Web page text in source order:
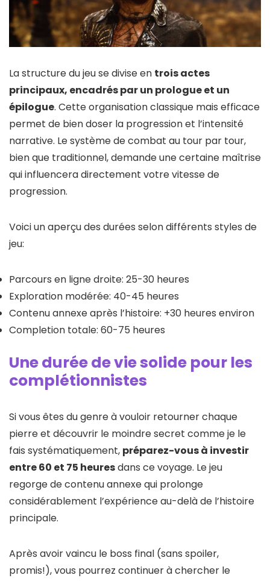
La structure du jeu se divise en trois actes
principaux, encadrés par un prologue et un
épilogue. Cette organisation classique mais efficace
permet de bien doser la progression et l’intensité
narrative. Le système de combat au tour par tour,
bien que traditionnel, demande une certaine maîtrise
qui influencera directement votre vitesse de
progression.
Voici un aperçu des durées selon différents styles de
jeu:
Parcours en ligne droite: 25-30 heures
Exploration modérée: 40-45 heures
Contenu annexe après l’histoire: +30 heures environ
Completion totale: 60-75 heures
Une durée de vie solide pour les
complétionnistes
Si vous êtes du genre à vouloir retourner chaque
pierre et découvrir le moindre secret comme je le
fais systématiquement, préparez-vous à investir
entre 60 et 75 heuresdans ce voyage. Le jeu
regorge de contenu annexe qui prolonge
considérablement l’expérience au-delà de l’histoire
principale.
Après avoir vaincu le boss final (sans spoiler,
promis!), vous pourrez continuer à chercher le